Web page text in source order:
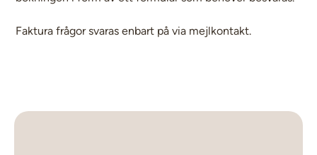
Faktura frågor svaras enbart på via mejlkontakt.